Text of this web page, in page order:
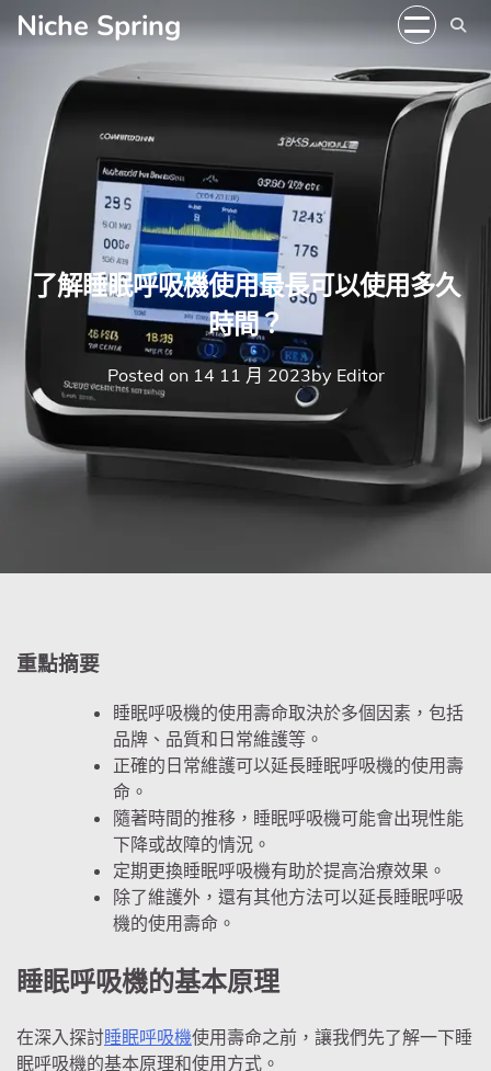
SkipNiche Spring
了解睡眠呼吸機使用最長可以使用多久
時間？
Posted on 14 11 月 2023by Editor
重點摘要
睡眠呼吸機的使用壽命取決於多個因素，包括
品牌、品質和日常維護等。
正確的日常維護可以延長睡眠呼吸機的使用壽
命。
隨著時間的推移，睡眠呼吸機可能會出現性能
下降或故障的情況。
定期更換睡眠呼吸機有助於提高治療效果。
除了維護外，還有其他方法可以延長睡眠呼吸
機的使用壽命。
睡眠呼吸機的基本原理
在深入探討睡眠呼吸機使用壽命之前，讓我們先了解一下睡
眠呼吸機的基本原理和使用方式。